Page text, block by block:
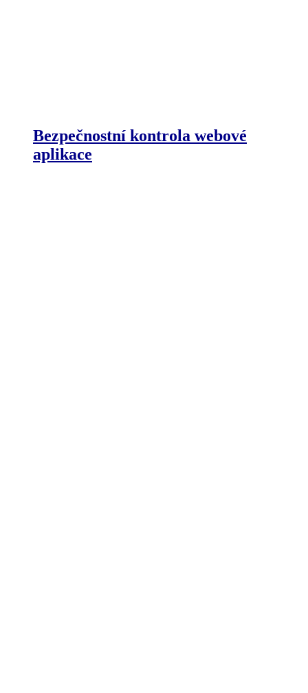
Bezpečnostní kontrola webové
aplikace